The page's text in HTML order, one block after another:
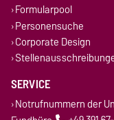
Formularpool
Personensuche
Corporate Design
SERVICE
Notrufnummern der